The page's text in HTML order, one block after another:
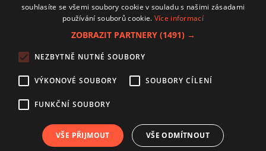
Přihlášením k newsletteru vyjadřujete svůj souhlas spodmínkami
zpracování osobních údajů.
Zásady používání souborů cookies
Autoři
Nastavení cookies
souhlasíte se všemi soubory cookie v souladu s našimi zásadami
používání souborů cookie. Více informací
ZOBRAZIT PARTNERY (1491) →
NEZBYTNĚ NUTNÉ SOUBORY
VÝKONOVÉ SOUBORY SOUBORY CÍLENÍ
FUNKČNÍ SOUBORY
VŠE PŘIJMOUT VŠE ODMÍTNOUT